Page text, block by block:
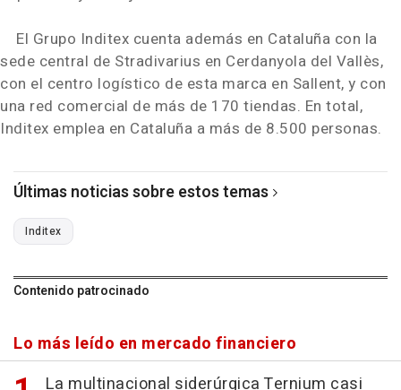
El Grupo Inditex cuenta además en Cataluña con la
sede central de Stradivarius en Cerdanyola del Vallès,
con el centro logístico de esta marca en Sallent, y con
una red comercial de más de 170 tiendas. En total,
Inditex emplea en Cataluña a más de 8.500 personas.
Últimas noticias sobre estos temas
Inditex
Contenido patrocinado
Lo más leído en mercado financiero
La multinacional siderúrgica Ternium casi